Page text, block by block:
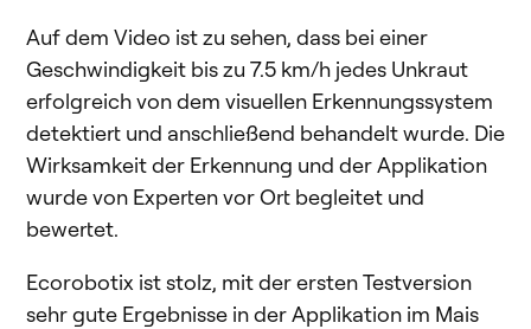
Auf dem Video ist zu sehen, dass bei einer
Geschwindigkeit bis zu 7.5 km/h jedes Unkraut
erfolgreich von dem visuellen Erkennungssystem
detektiert und anschließend behandelt wurde. Die
Wirksamkeit der Erkennung und der Applikation
wurde von Experten vor Ort begleitet und
bewertet.
Ecorobotix ist stolz, mit der ersten Testversion
sehr gute Ergebnisse in der Applikation im Mais